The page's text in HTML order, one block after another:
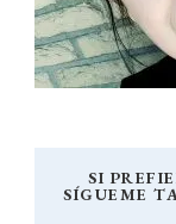
SI
SÍGUEME